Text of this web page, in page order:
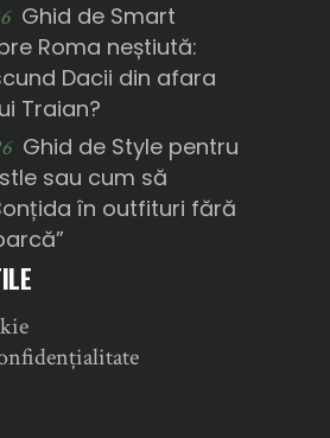
Ghid de Smart
Roma neștiută:
Dacii din afara
Traian?
Ghid de Style pentru
sau cum să
în outfituri fără